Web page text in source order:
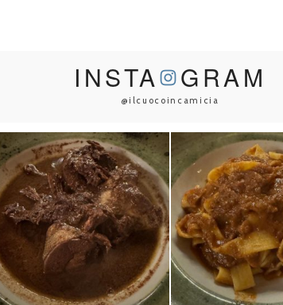
INSTA GRAM
@ilcuocoincamicia